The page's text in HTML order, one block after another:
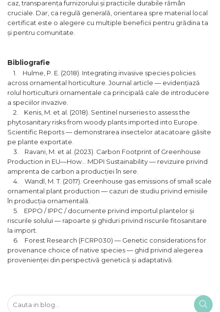
caz, transparența furnizorului și practicile durabile rămân
cruciale. Dar, ca regulă generală, orientarea spre material local
certificat este o alegere cu multiple beneficii pentru grădina ta
și pentru comunitate.
Bibliografie
1. Hulme, P. E. (2018). Integrating invasive species policies
across ornamental horticulture. Journal article — evidențiază
rolul horticulturii ornamentale ca principală cale de introducere
a speciilor invazive.
2. Kenis, M. et al. (2018). Sentinel nurseries to assess the
phytosanitary risks from woody plants imported into Europe.
Scientific Reports — demonstrarea insectelor atacatoare găsite
pe plante exportate.
3. Ravani, M. et al. (2023). Carbon Footprint of Greenhouse
Production in EU—How… MDPI Sustainability — revizuire privind
amprenta de carbon a producției în sere.
4. Wandl, M. T. (2017). Greenhouse gas emissions of small scale
ornamental plant production — cazuri de studiu privind emisiile
în producția ornamentală.
5. EPPO / IPPC / documente privind importul plantelor și
riscurile solului — rapoarte și ghiduri privind riscurile fitosanitare
la import.
6. Forest Research (FCRP030) — Genetic considerations for
provenance choice of native species — ghid privind alegerea
provenienței din perspectivă genetică și adaptativă.